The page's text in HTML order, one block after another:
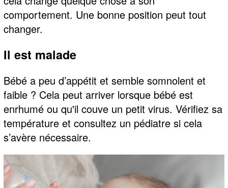
comportement. Une bonne position peut tout
changer.
Il est malade
Bébé a peu d’appétit et semble somnolent et
faible ? Cela peut arriver lorsque bébé est
enrhumé ou qu'il couve un petit virus. Vérifiez sa
température et consultez un pédiatre si cela
s’avère nécessaire.